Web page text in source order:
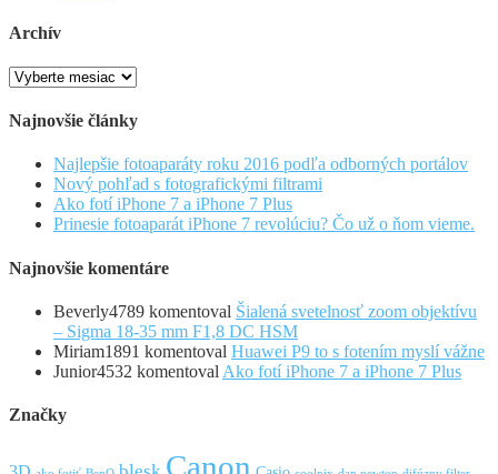
Archív
Archív
Najnovšie články
Najlepšie fotoaparáty roku 2016 podľa odborných portálov
Nový pohľad s fotografickými filtrami
Ako fotí iPhone 7 a iPhone 7 Plus
Prinesie fotoaparát iPhone 7 revolúciu? Čo už o ňom vieme.
Najnovšie komentáre
Beverly4789 komentoval Šialená svetelnosť zoom objektívu
– Sigma 18-35 mm F1,8 DC HSM
Miriam1891 komentoval Huawei P9 to s fotením myslí vážne
Junior4532 komentoval Ako fotí iPhone 7 a iPhone 7 Plus
Značky
Canon